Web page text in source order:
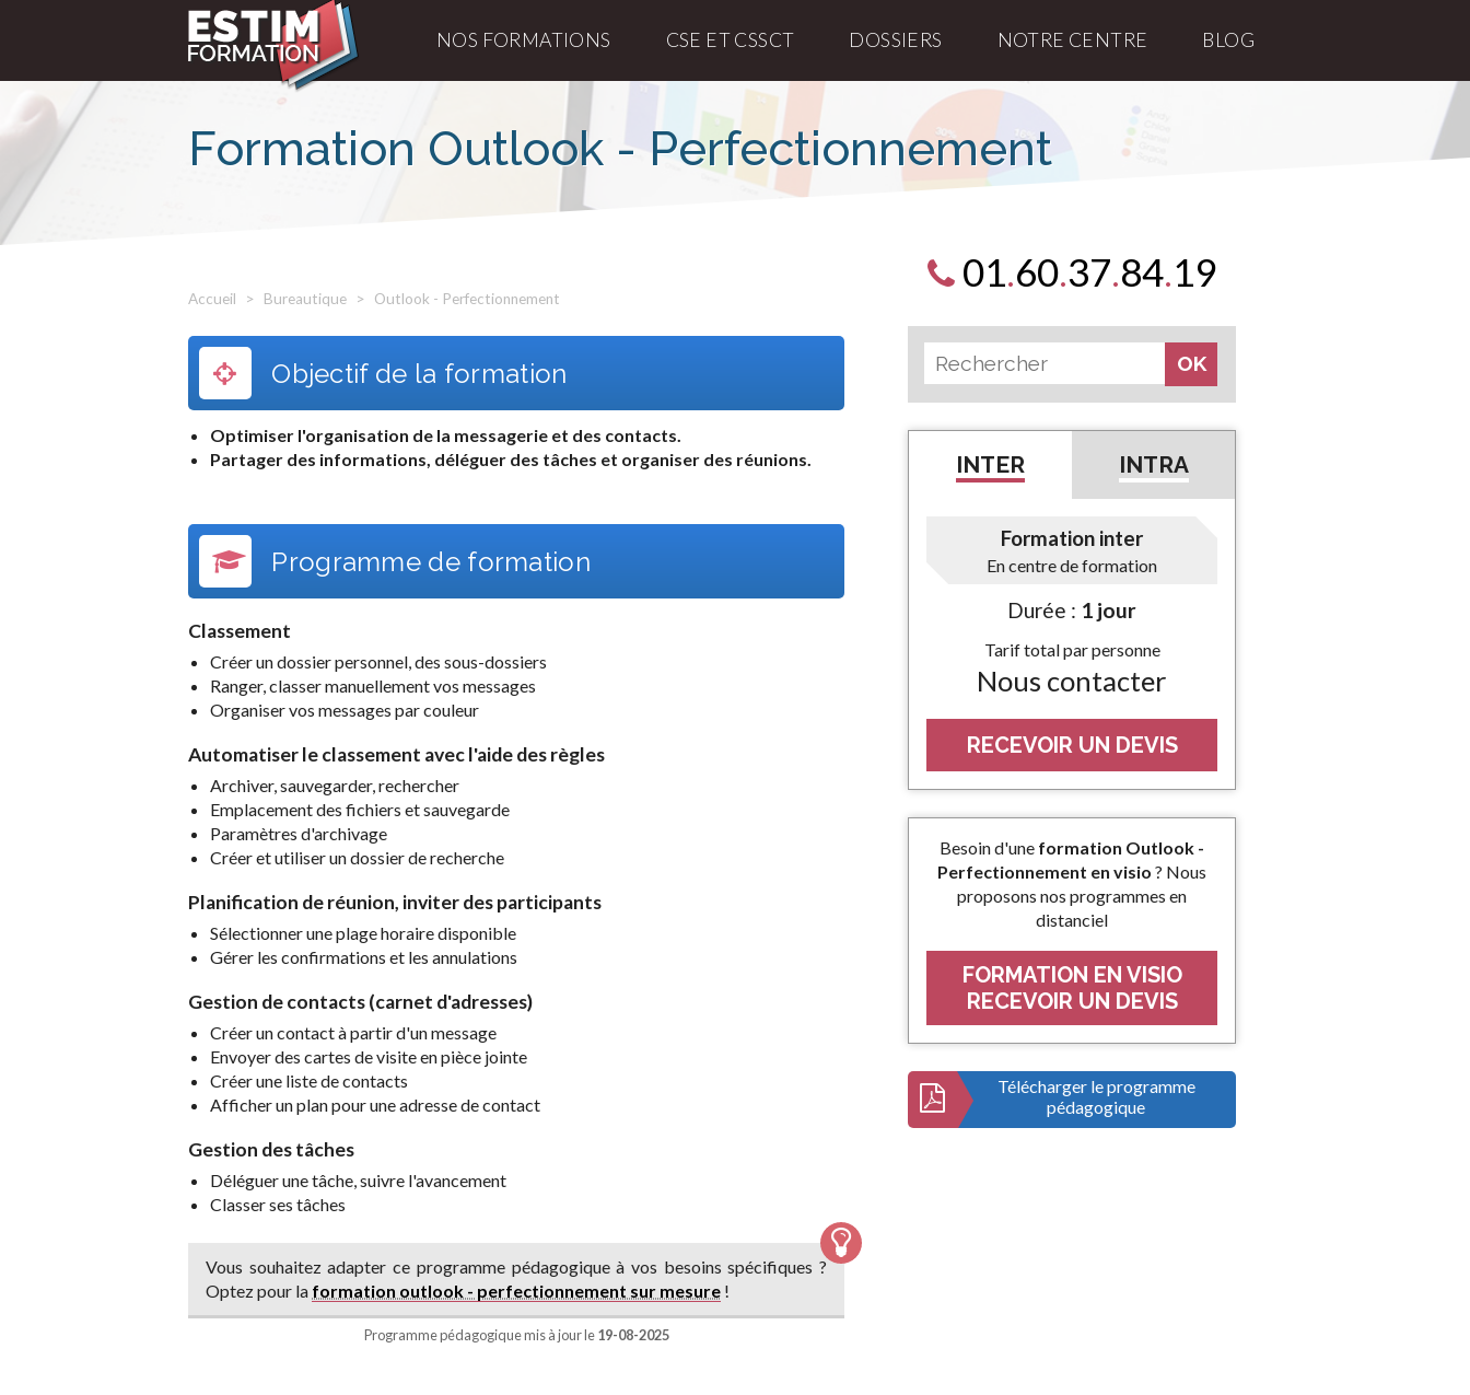
NOS FORMATIONS CSE ET CSSCT DOSSIERS NOTRE CENTRE BLOG
Formation Outlook - Perfectionnement
Accueil Bureautique Outlook - Perfectionnement
Objectif de la formation
Optimiser l'organisation de la messagerie et des contacts.
Partager des informations, déléguer des tâches et organiser des réunions.
Programme de formation
Classement
Créer un dossier personnel, des sous-dossiers
Ranger, classer manuellement vos messages
Organiser vos messages par couleur
Automatiser le classement avec l'aide des règles
Archiver, sauvegarder, rechercher
Emplacement des fichiers et sauvegarde
Paramètres d'archivage
Créer et utiliser un dossier de recherche
Planification de réunion, inviter des participants
Sélectionner une plage horaire disponible
Gérer les confirmations et les annulations
Gestion de contacts (carnet d'adresses)
Créer un contact à partir d'un message
Envoyer des cartes de visite en pièce jointe
Créer une liste de contacts
Afficher un plan pour une adresse de contact
Gestion des tâches
Déléguer une tâche, suivre l'avancement
Classer ses tâches
Vous souhaitez adapter ce programme pédagogique à vos besoins spécifiques ?
Optez pour la formation outlook - perfectionnement sur mesure !
Programme pédagogique mis à jour le19-08-2025
01.60.37.84.19
INTER INTRA
Formation inter
En centre de formation
Durée : 1 jour
Tarif total par personne
Nous contacter
RECEVOIR UN DEVIS
Besoin d'une formation Outlook -
Perfectionnement en visio ? Nous
proposons nos programmes en
distanciel
FORMATION EN VISIO
RECEVOIR UN DEVIS
Télécharger le programme
pédagogique